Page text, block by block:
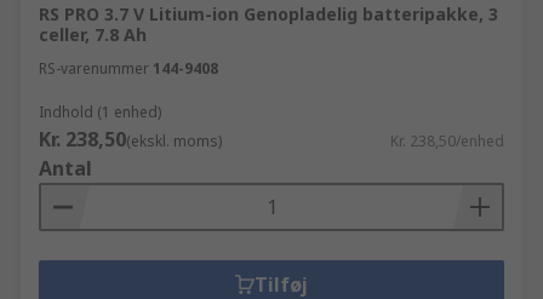
RS PRO 3.7 V Litium-ion Genopladelig batteripakke, 3
celler, 7.8 Ah
RS-varenummer 144-9408
Indhold (1 enhed)
Kr. 238,50(ekskl. moms) Kr. 238,50/enhed
Antal
Tilføj